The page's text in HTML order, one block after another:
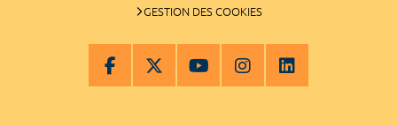
GESTION DES COOKIES